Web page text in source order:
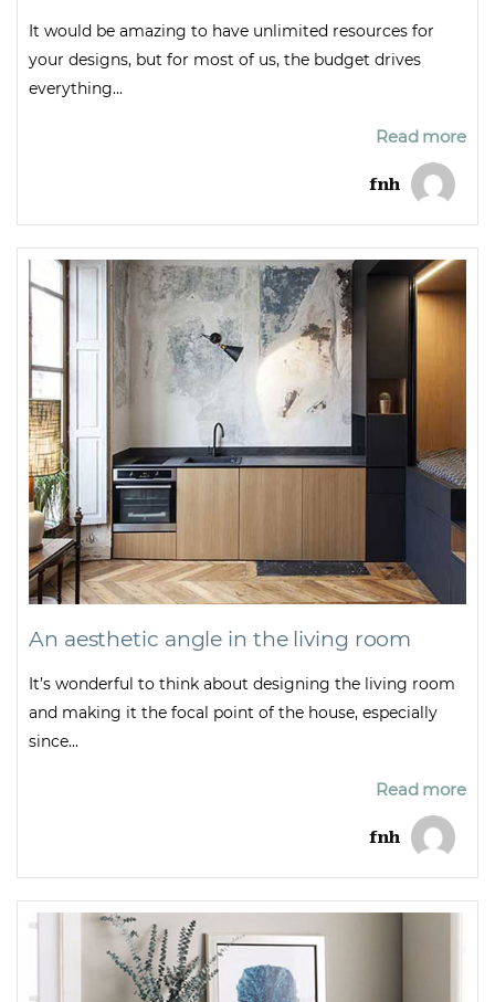
It would be amazing to have unlimited resources for
your designs, but for most of us, the budget drives
everything...
Read more
fnh
An aesthetic angle in the living room
It’s wonderful to think about designing the living room
and making it the focal point of the house, especially
since...
Read more
fnh